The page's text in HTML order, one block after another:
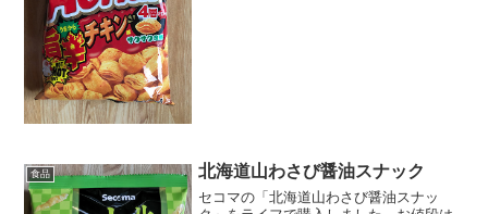
食品 北海道山わさび醤油スナック
セコマの「北海道山わさび醤油スナッ